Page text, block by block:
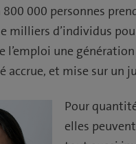
000 personnes
milliers d’individus
l’emploi une
accrue, et mise sur un
Pour
elles